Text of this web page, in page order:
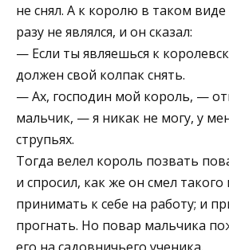
не снял. А к королю в таком
разу не являлся, и он сказал:
— Если ты являешься к
должен свой колпак снять.
— Ах, господин мой король, —
мальчик, — я никак не могу, у
струпьях.
Тогда велел король позвать
и спросил, как же он смел
принимать к себе на работу; и
прогнать. Но повар мальчика